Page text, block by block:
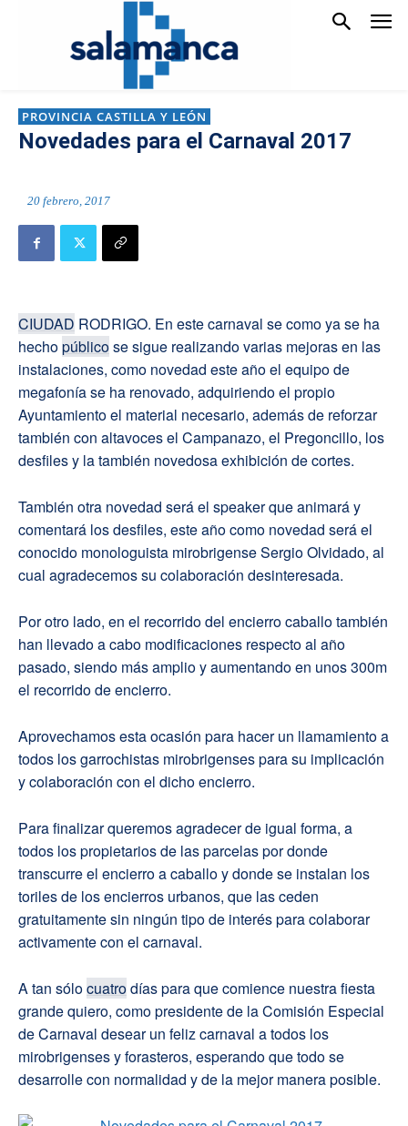
PROVINCIA CASTILLA Y LEÓN
Novedades para el Carnaval 2017
20 febrero, 2017
CIUDAD RODRIGO. En este carnaval se como ya se ha
hechopúblicose sigue realizando varias mejoras en las
instalaciones, como novedad este año el equipo de
megafonía se ha renovado, adquiriendo el propio
Ayuntamiento el material necesario, además de reforzar
también con altavoces el Campanazo, el Pregoncillo, los
desfiles y la también novedosa exhibición de cortes.
También otra novedad será el speaker que animará y
comentará los desfiles, este año como novedad será el
conocido monologuista mirobrigense Sergio Olvidado, al
cual agradecemos su colaboración desinteresada.
Por otro lado, en el recorrido del encierro caballo también
han llevado a cabo modificaciones respecto al año
pasado, siendo más amplio y aumentando en unos 300m
el recorrido de encierro.
Aprovechamos esta ocasión para hacer un llamamiento a
todos los garrochistas mirobrigenses para su implicación
y colaboración con el dicho encierro.
Para finalizar queremos agradecer de igual forma, a
todos los propietarios de las parcelas por donde
transcurre el encierro a caballo y donde se instalan los
toriles de los encierros urbanos, que las ceden
gratuitamente sin ningún tipo de interés para colaborar
activamente con el carnaval.
A tan sólocuatrodías para que comience nuestra fiesta
grande quiero, como presidente de la Comisión Especial
de Carnaval desear un feliz carnaval a todos los
mirobrigenses y forasteros, esperando que todo se
desarrolle con normalidad y de la mejor manera posible.